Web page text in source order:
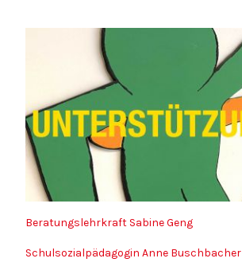
Beratungslehrkraft Sabine Geng
Schulsozialpädagogin Anne Buschbacher